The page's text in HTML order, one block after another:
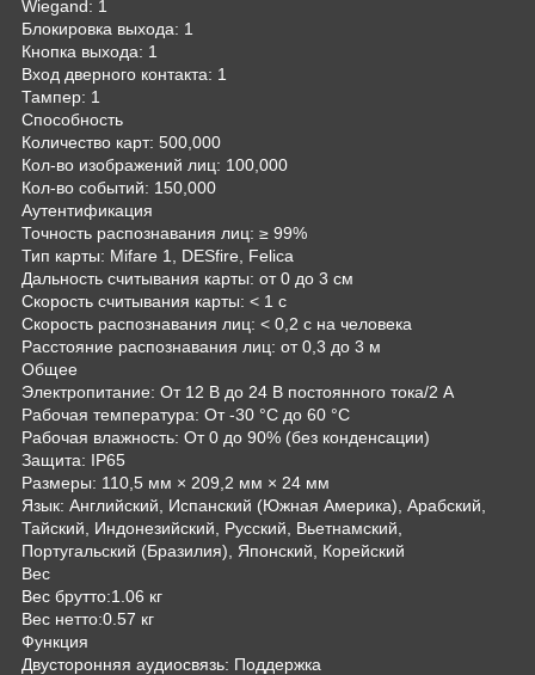
Wiegand: 1
Блокировка выхода: 1
Кнопка выхода: 1
Вход дверного контакта: 1
Тампер: 1
Способность
Количество карт: 500,000
Кол-во изображений лиц: 100,000
Кол-во событий: 150,000
Аутентификация
Точность распознавания лиц: ≥ 99%
Тип карты: Mifare 1, DESfire, Felica
Дальность считывания карты: от 0 до 3 см
Скорость считывания карты: < 1 с
Скорость распознавания лиц: < 0,2 с на человека
Расстояние распознавания лиц: от 0,3 до 3 м
Общее
Электропитание: От 12 В до 24 В постоянного тока/2 А
Рабочая температура: От -30 °C до 60 °C
Рабочая влажность: От 0 до 90% (без конденсации)
Защита: IP65
Размеры: 110,5 мм × 209,2 мм × 24 мм
Язык: Английский, Испанский (Южная Америка), Арабский,
Тайский, Индонезийский, Русский, Вьетнамский,
Португальский (Бразилия), Японский, Корейский
Вес
Вес брутто:1.06 кг
Вес нетто:0.57 кг
Функция
Двусторонняя аудиосвязь: Поддержка